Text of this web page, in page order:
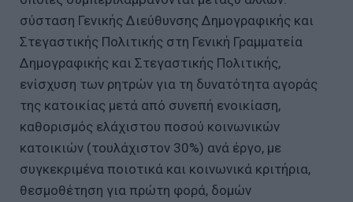
σύσταση Γενικής Διεύθυνσης Δημογραφικής και
Στεγαστικής Πολιτικής στη Γενική Γραμματεία
Δημογραφικής και Στεγαστικής Πολιτικής,
ενίσχυση των ρητρών για τη δυνατότητα αγοράς
της κατοικίας μετά από συνεπή ενοικίαση,
καθορισμός ελάχιστου ποσού κοινωνικών
κατοικιών (τουλάχιστον 30%) ανά έργο, με
συγκεκριμένα ποιοτικά και κοινωνικά κριτήρια,
θεσμοθέτηση για πρώτη φορά, δομών